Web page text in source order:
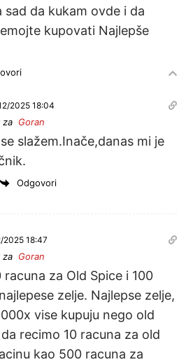
da kukam ovde i da
kupovati Najlepše
2025 18:04
za Goran
slažem.Inače,danas mi je
Odgovori
2025 18:47
za Goran
racuna za Old Spice i 100
zelje. Najlepse zelje,
vise kupuju nego old
recimo 10 racuna za old
kao 500 racuna za